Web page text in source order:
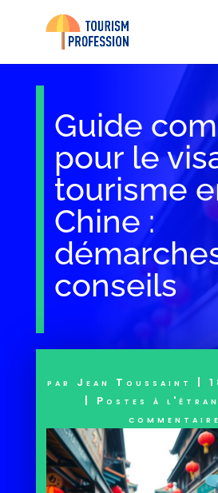
Guide
pour le
tourisme
Chine :
conseils
par Jean Toussaint |
| Postes à